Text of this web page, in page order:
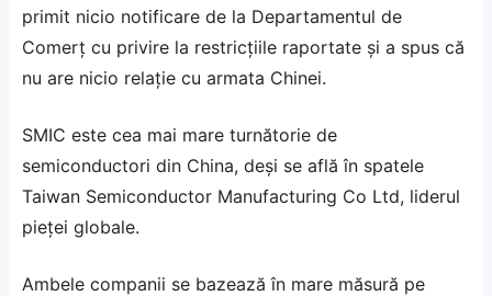
primit nicio notificare de la Departamentul de
Comerț cu privire la restricțiile raportate și a spus că
nu are nicio relație cu armata Chinei.
SMIC este cea mai mare turnătorie de
semiconductori din China, deși se află în spatele
Taiwan Semiconductor Manufacturing Co Ltd, liderul
pieței globale.
Ambele companii se bazează în mare măsură pe